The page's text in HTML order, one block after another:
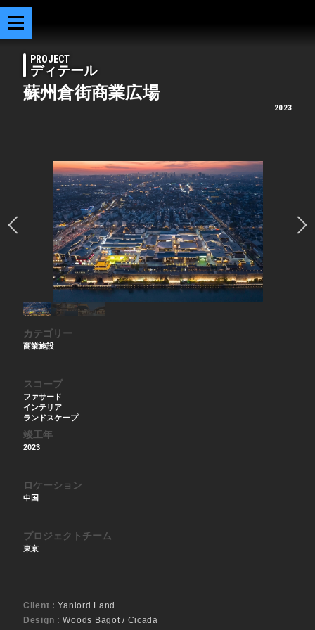
PROJECT
ディテール
蘇州倉街商業広場
2023
カテゴリー
商業施設
スコープ
ファサード
インテリア
ランドスケープ
竣工年
2023
ロケーション
中国
プロジェクトチーム
東京
Client :Yanlord Land
Design :Woods Bagot / Cicada